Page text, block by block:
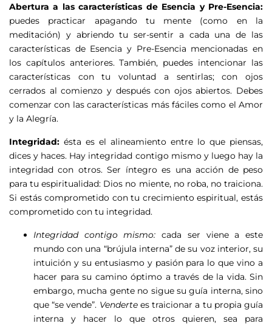
Abertura a las características de Esencia y Pre-Esencia:
puedes practicar apagando tu mente (como en la
meditación) y abriendo tu ser-sentir a cada una de las
características de Esencia y Pre-Esencia mencionadas en
los capítulos anteriores. También, puedes intencionar las
características con tu voluntad a sentirlas; con ojos
cerrados al comienzo y después con ojos abiertos. Debes
comenzar con las características más fáciles como el Amor
y la Alegría.
Integridad: ésta es el alineamiento entre lo que piensas,
dices y haces. Hay integridad contigo mismo y luego hay la
integridad con otros. Ser íntegro es una acción de peso
para tu espiritualidad: Dios no miente, no roba, no traiciona.
Si estás comprometido con tu crecimiento espiritual, estás
comprometido con tu integridad.
Integridad contigo mismo: cada ser viene a este
mundo con una “brújula interna” de su voz interior, su
intuición y su entusiasmo y pasión para lo que vino a
hacer para su camino óptimo a través de la vida. Sin
embargo, mucha gente no sigue su guía interna, sino
que “se vende”. Vendertees traicionar a tu propia guía
interna y hacer lo que otros quieren, sea para